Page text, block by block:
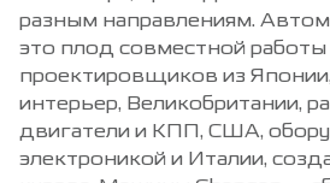
носит информационно-справочный
публичной офертой. Для получения
и стоимости автомобилей
официальному дилеру ООО Чанъань
Опубликованная на данном сайте
изменена в любое время без
разным направлениям.
это плод совместной
проектировщиков из
интерьер, Великобритании,
двигатели и КПП, США,
электроникой и Италии,